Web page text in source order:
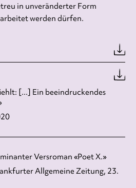
in unveränderter Form
werden dürfen.
[...] Ein beeindruckendes
Versroman «Poet X.»
Allgemeine Zeitung, 23.